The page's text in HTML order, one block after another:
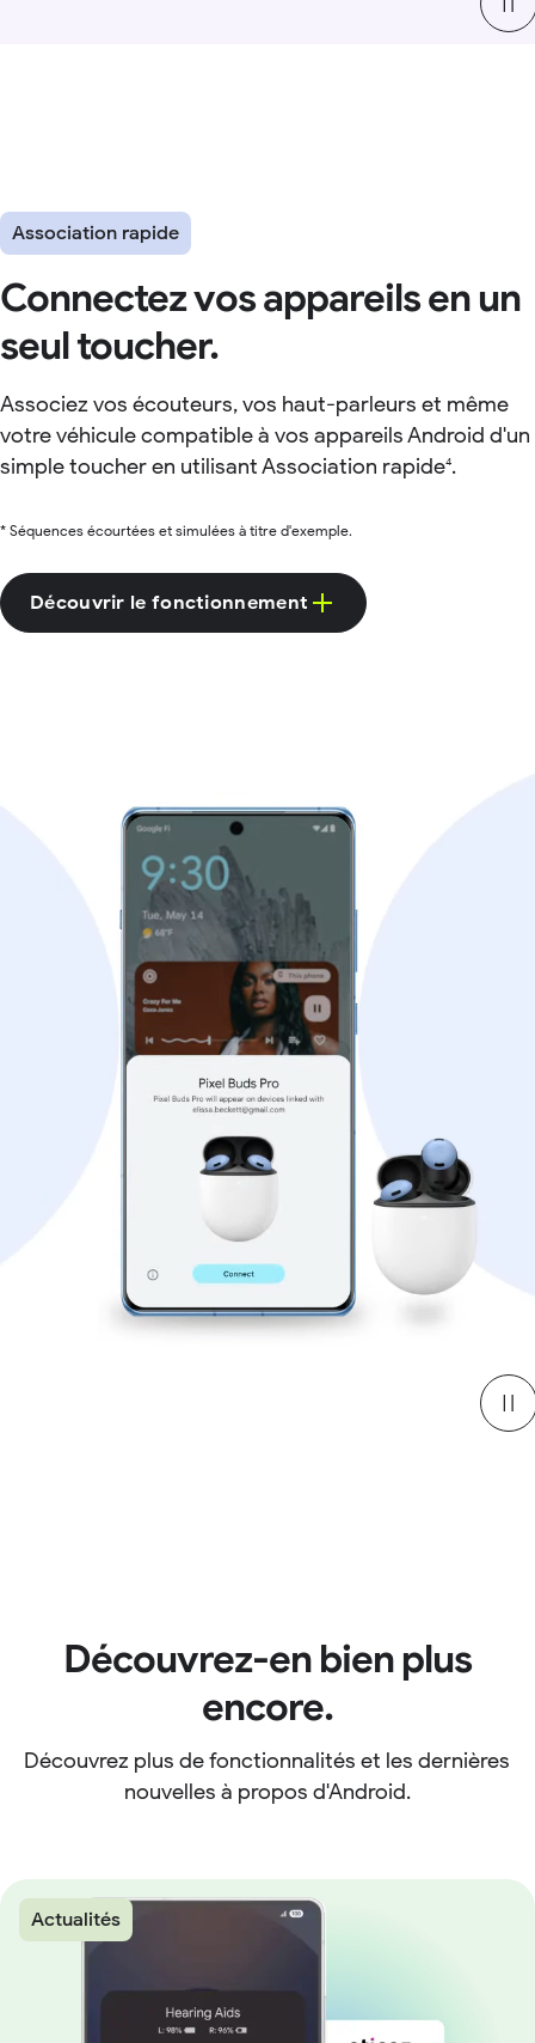
Association rapide
Connectez vos appareils en un
seul toucher.
Associez vos écouteurs, vos haut-parleurs et même
votre véhicule compatible à vos appareils Android d'un
simple toucher en utilisant Association rapide4.
* Séquences écourtées et simulées à titre d'exemple.
Découvrir le fonctionnement
Découvrez-en bien plus
encore.
Découvrez plus de fonctionnalités et les dernières
nouvelles à propos d'Android.
Actualités